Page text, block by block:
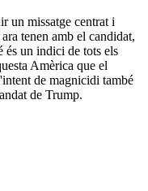
un missatge centrat i
tenen amb el candidat,
és un indici de tots els
Amèrica que el
de magnicidi també
de Trump.